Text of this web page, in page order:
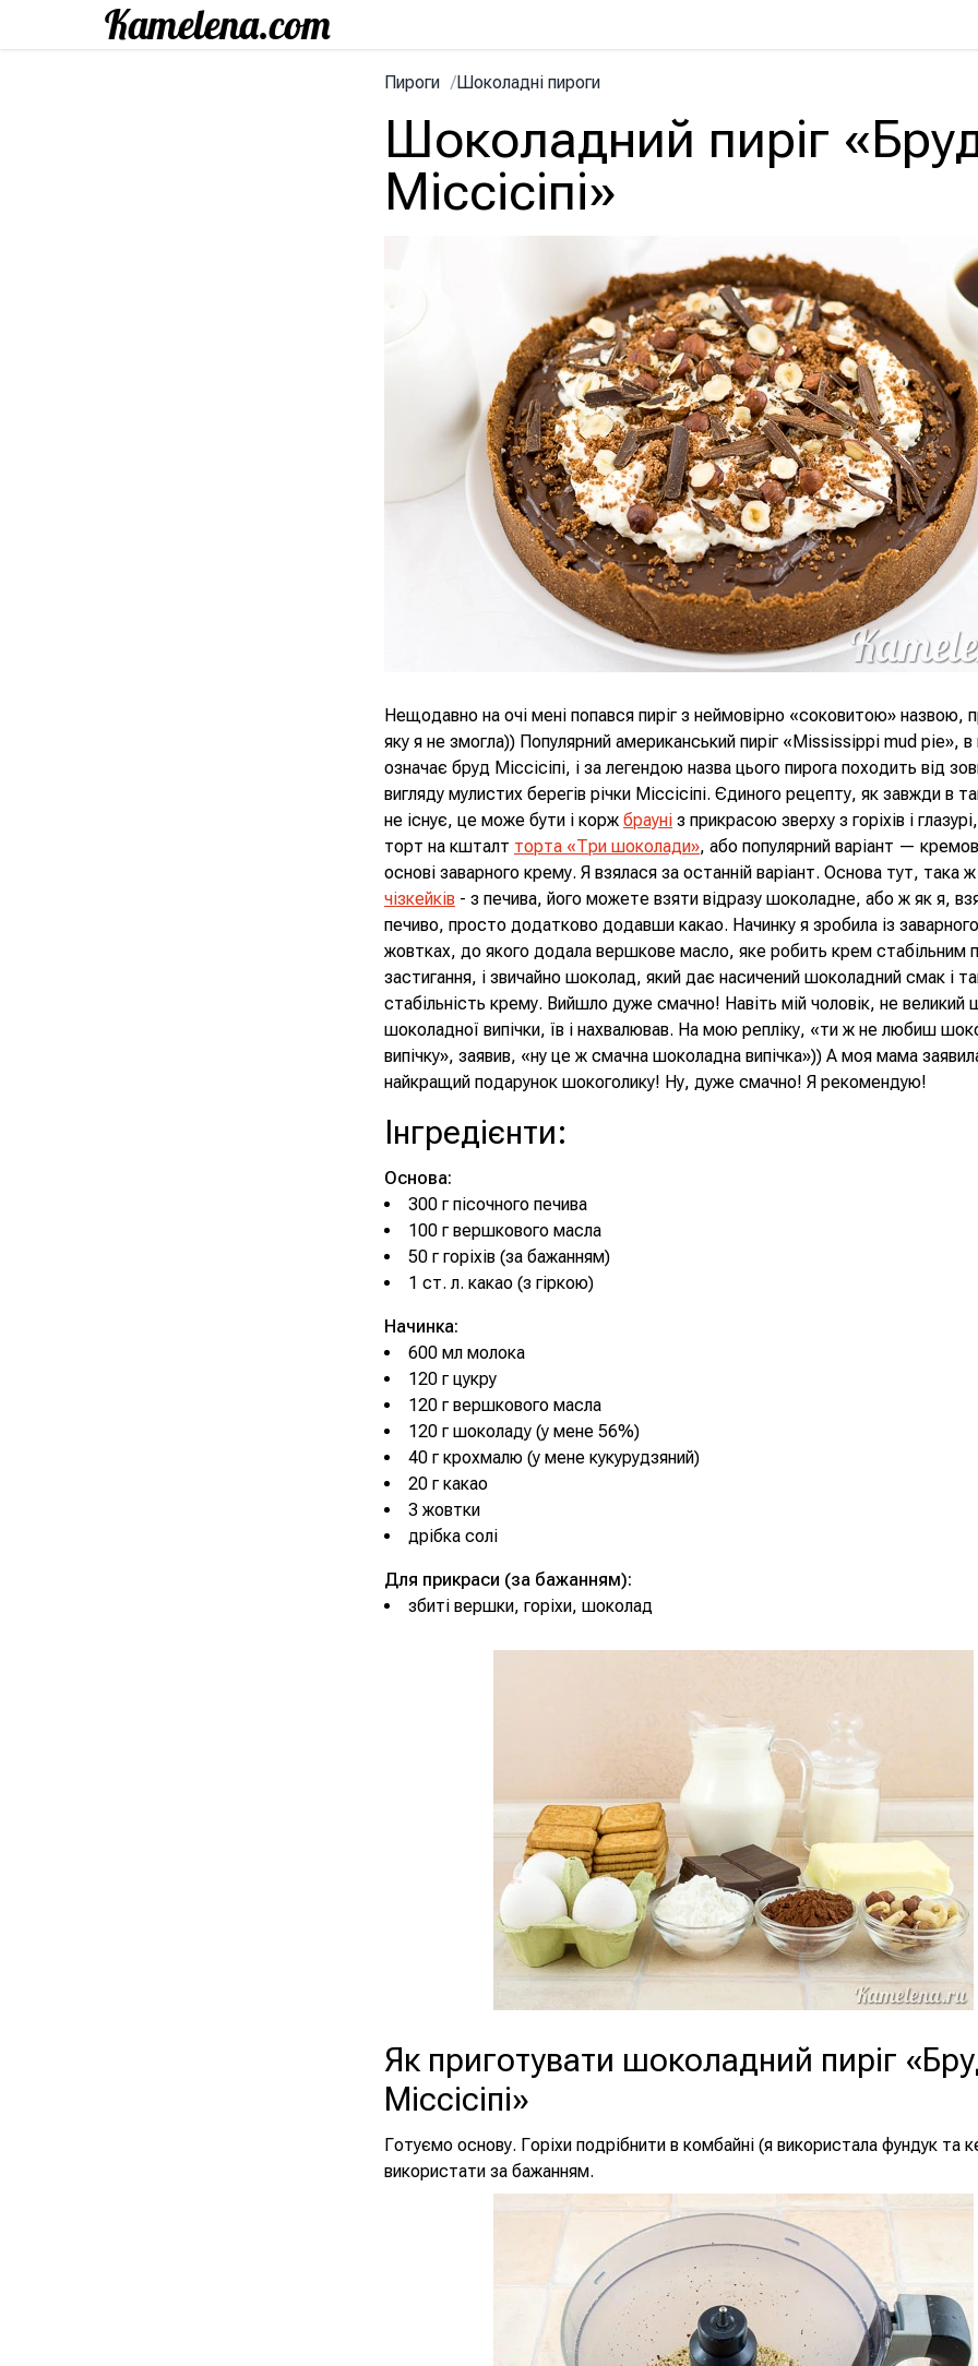
Пироги /Шоколадні пироги
Шоколадний пиріг
Міссісіпі»
Нещодавно на очі мені попався пиріг з неймовірно «соковитою» назвою,
яку я не змогла)) Популярний американський пиріг «Mississippi mud pie», в
означає бруд Міссісіпі, і за легендою назва цього пирога походить від
вигляду мулистих берегів річки Міссісіпі. Єдиного рецепту, як завжди в
не існує, це може бути і корж брауні з прикрасою зверху з горіхів і
торт на кшталт торта «Три шоколади», або популярний варіант —
основі заварного крему. Я взялася за останній варіант. Основа тут, така
чізкейків - з печива, його можете взяти відразу шоколадне, або ж як я,
печиво, просто додатково додавши какао. Начинку я зробила із
жовтках, до якого додала вершкове масло, яке робить крем стабільним
застигання, і звичайно шоколад, який дає насичений шоколадний смак і
стабільність крему. Вийшло дуже смачно! Навіть мій чоловік, не великий
шоколадної випічки, їв і нахвалював. На мою репліку, «ти ж не любиш
випічку», заявив, «ну це ж смачна шоколадна випічка»)) А моя мама
найкращий подарунок шокоголику! Ну, дуже смачно! Я рекомендую!
Інгредієнти:
Основа:
300 г пісочного печива
100 г вершкового масла
50 г горіхів (за бажанням)
1 ст. л. какао (з гіркою)
Начинка:
600 мл молока
120 г цукру
120 г вершкового масла
120 г шоколаду (у мене 56%)
40 г крохмалю (у мене кукурудзяний)
20 г какао
3 жовтки
дрібка солі
Для прикраси (за бажанням):
збиті вершки, горіхи, шоколад
Як приготувати шоколадний пиріг
Міссісіпі»
Готуємо основу. Горіхи подрібнити в комбайні (я використала фундук та
використати за бажанням.